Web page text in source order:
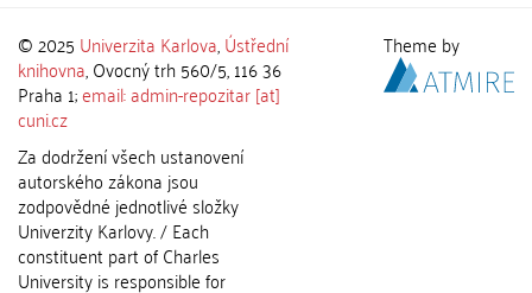
© 2025 Univerzita Karlova,Ústřední
knihovna, Ovocný trh 560/5, 116 36
Praha 1;email: admin-repozitar [at]
cuni.cz
Za dodržení všech ustanovení
autorského zákona jsou
zodpovědné jednotlivé složky
Univerzity Karlovy. / Each
constituent part of Charles
University is responsible for
Theme by